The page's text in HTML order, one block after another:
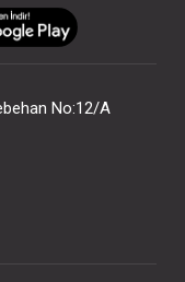
No:12/A